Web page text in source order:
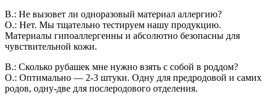
В.: Не вызовет ли одноразовый материал аллергию?
О.: Нет. Мы тщательно тестируем нашу продукцию.
Материалы гипоаллергенны и абсолютно безопасны для
чувствительной кожи.
В.: Сколько рубашек мне нужно взять с собой в роддом?
О.: Оптимально — 2-3 штуки. Одну для предродовой и самих
родов, одну-две для послеродового отделения.